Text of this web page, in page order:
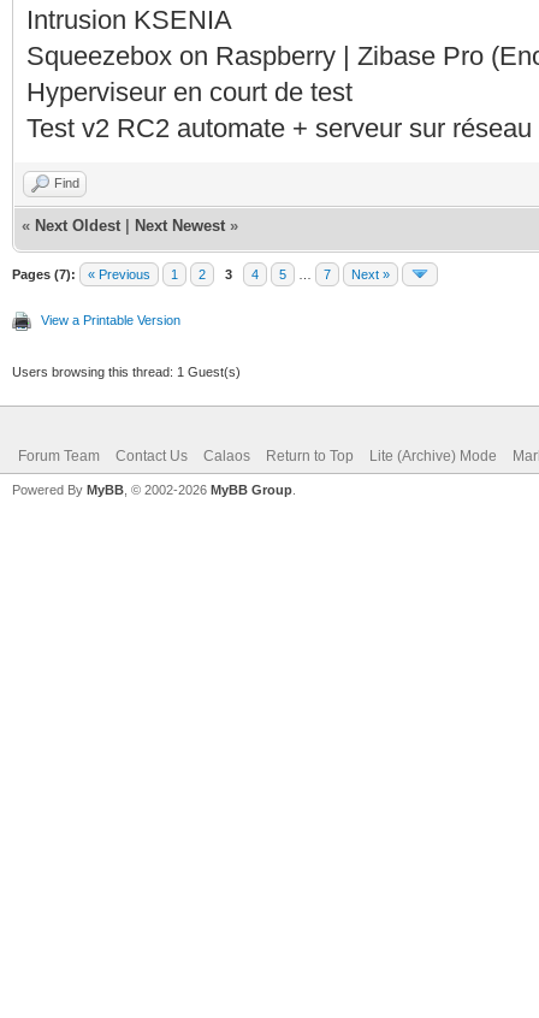
Intrusion KSENIA
Squeezebox on Raspberry | Zibase Pro
Hyperviseur en court de test
Test v2 RC2 automate + serveur sur
Find
« Next Oldest Next Newest »
Pages (7): « Previous 1 2 3 4 5 7 Next »
View a Printable Version
Users browsing this thread: 1 Guest(s)
Forum Team Contact Us Calaos Return to Top Lite (Archive) Mode
Powered By MyBB , © 2002-2026 MyBB Group